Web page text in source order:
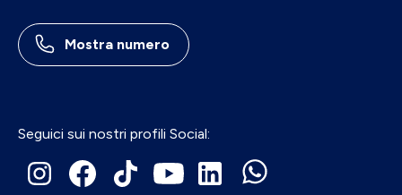
Mostra numero
Seguici sui nostri profili Social: